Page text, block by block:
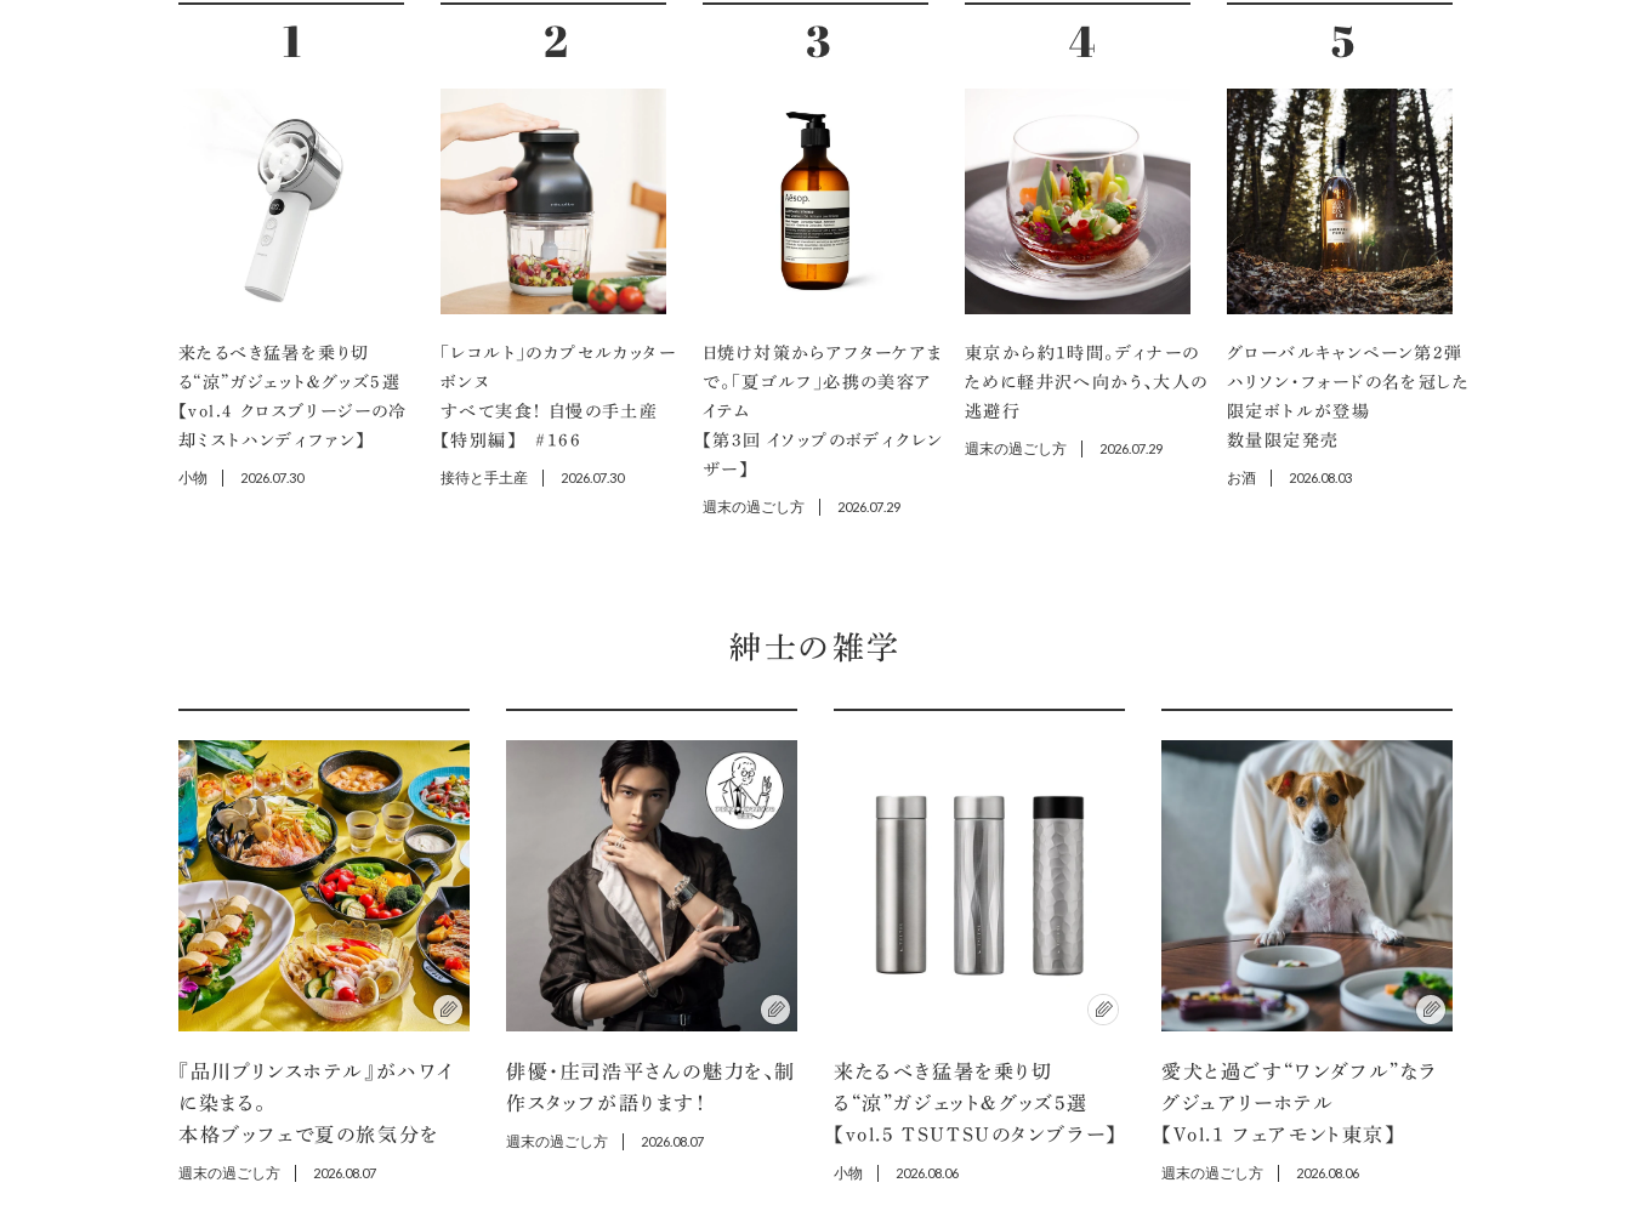
来たるべき猛暑を乗り切
る“涼”ガジェット＆グッズ5選
【vol.４ クロスブリージーの冷
却ミストハンディファン】
小物 2026.07.30
「レコルト」のカプセルカッター
ボンヌ
すべて実食！ 自慢の手土産
【特別編】 ＃166
接待と手土産 2026.07.30
日焼け対策からアフターケアま
で。「夏ゴルフ」必携の美容ア
イテム
【第3回 イソップのボディクレン
ザー】
週末の過ごし方 2026.07.29
東京から約1時間。ディナーの
ために軽井沢へ向かう、大人の
逃避行
週末の過ごし方 2026.07.29
グローバルキャンペーン第2弾
ハリソン・フォードの名を冠した
限定ボトルが登場
数量限定発売
お酒 2026.08.03
紳士の雑学
『品川プリンスホテル』がハワイ
に染まる。
本格ブッフェで夏の旅気分を
週末の過ごし方 2026.08.07
俳優・庄司浩平さんの魅力を、制
作スタッフが語ります！
週末の過ごし方 2026.08.07
来たるべき猛暑を乗り切
る“涼”ガジェット＆グッズ5選
【vol.5 TSUTSUのタンブラー】
小物 2026.08.06
愛犬と過ごす“ワンダフル”なラ
グジュアリーホテル
【Vol.1 フェアモント東京】
週末の過ごし方 2026.08.06